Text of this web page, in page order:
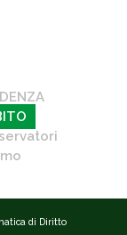
di Diritto